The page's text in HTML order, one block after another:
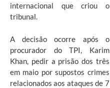
internacional que criou o
tribunal.
A decisão ocorre após o
procurador do TPI, Karim
Khan, pedir a prisão dos três
em maio por supostos crimes
relacionados aos ataques de 7